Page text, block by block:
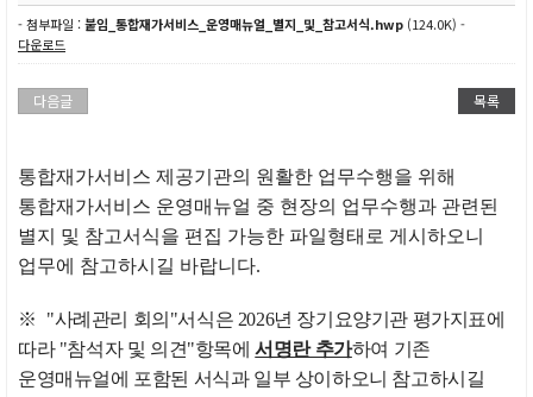
- 첨부파일 :붙임_통합재가서비스_운영매뉴얼_별지_및_참고서식.hwp (124.0K) -
다운로드
다음글 목록
통합재가서비스 제공기관의 원활한 업무수행을 위해
통합재가서비스 운영매뉴얼 중 현장의 업무수행과 관련된
별지 및 참고서식을 편집 가능한 파일형태로 게시하오니
업무에 참고하시길 바랍니다.
※ "사례관리 회의 "서식은 2026년 장기요양기관 평가지표에
따라 "참석자 및 의견"항목에서명란 추가하여 기존
운영매뉴얼에 포함된 서식과 일부 상이하오니 참고하시길